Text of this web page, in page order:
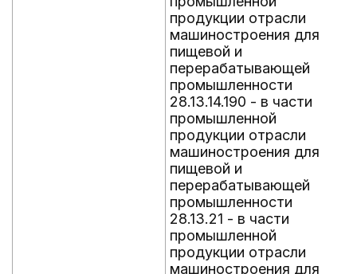
продукции отрасли
машиностроения для
пищевой и
перерабатывающей
промышленности
28.13.14.190 - в части
промышленной
продукции отрасли
машиностроения для
пищевой и
перерабатывающей
промышленности
28.13.21 - в части
промышленной
продукции отрасли
машиностроения для